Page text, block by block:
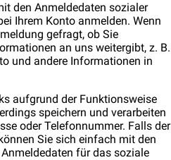
den Anmeldedaten sozialer
Ihrem Konto anmelden. Wenn
gefragt, ob Sie
an uns weitergibt, z. B.
und andere Informationen in
aufgrund der Funktionsweise
speichern und verarbeiten
oder Telefonnummer. Falls der
Sie sich einfach mit den
für das soziale